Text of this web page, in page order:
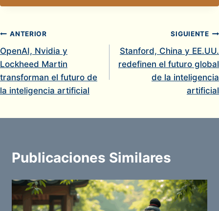
Navegación
de
entradas
ANTERIOR
OpenAI, Nvidia y
Lockheed Martin
transforman el futuro de
la inteligencia artificial
SIGUIENTE
Stanford, China y EE.UU.
redefinen el futuro global
de la inteligencia
artificial
Publicaciones Similares